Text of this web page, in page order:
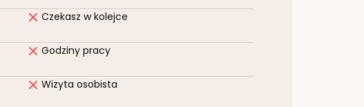
Czekasz w kolejce
Godziny pracy
Wizyta osobista